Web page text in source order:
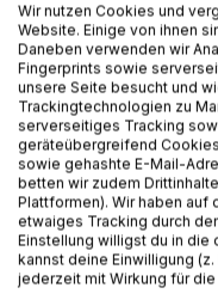
BESCHREIBUNG
Das Werk beantwortet
Voraussetzungen
gibt wertvolle Tipps für
Daneben enthält das
relevanten Paragrafen
Wir nutzen Cookies und
Website. Einige von ihnen
Daneben verwenden wir
Fingerprints sowie
unsere Seite besucht und
Trackingtechnologien zu
serverseitiges Tracking
geräteübergreifend
sowie gehashte E-Mail-
betten wir zudem
Plattformen). Wir haben auf
etwaiges Tracking durch
Einstellung willigst du in die
kannst deine Einwilligung
jederzeit mit Wirkung für